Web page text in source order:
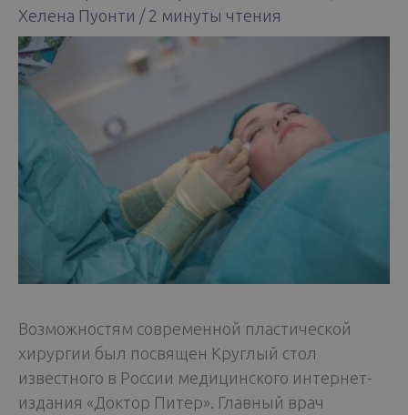
Хелена Пуонти / 2 минуты чтения
Возможностям современной пластической
хирургии был посвящен Круглый стол
известного в России медицинского интернет-
издания «Доктор Питер». Главный врач